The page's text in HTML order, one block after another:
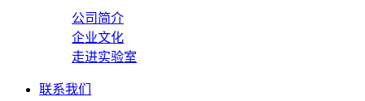
公司简介
企业文化
走进实验室
联系我们